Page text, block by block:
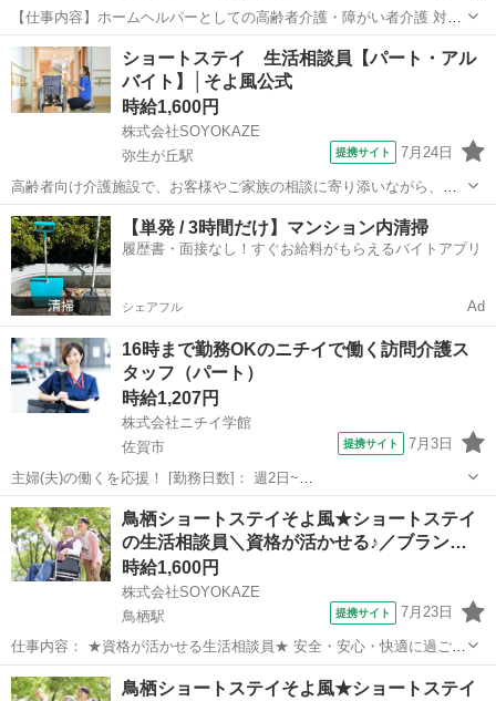
【仕事内容】ホームヘルパーとしての高齢者介護・障がい者介護 対象
者は高齢者メイン 訪問介護エリア:久留米・鳥栖・筑紫野・基山・小郡
訪問先へは自家用車を使用して頂きます(ガソリン代を実費支給) 従事
すべき業務の変更:なし 就業場所...
アルバイト・パート
ショートステイ 生活相談員【パート・アル
バイト】│そよ風公式
時給1,600円
株式会社SOYOKAZE
弥生が丘駅
提携サイト 7月24日
高齢者向け介護施設で、お客様やご家族の相談に寄り添いながら、自
立した生活を支えるお仕事です。 ケアプランの作成・契約対応・利用
調整などの相談業務に加え、地域や医療機関との連携、広報活動も担
当。 介護現場のサポートにも関わりな...
佐賀 鳥栖市 弥生が丘駅 その他
【単発 / 3時間だけ】マンション内清掃
履歴書・面接なし！すぐお給料がもらえるバイトアプリ
シェアフル Ad
16時まで勤務OKのニチイで働く訪問介護ス
タッフ（パート）
時給1,207円
株式会社ニチイ学館
佐賀市
提携サイト 7月3日
主婦(夫)の働くを応援！ [勤務日数]： 週2日~
10:00~16:00/09:00~15:00/08:00~12:00/09:00~17:00/10:00~18:00 月/
火/水/木/金/土/日 などから選べます [...
佐賀 佐賀市 ケアマネージャー
鳥栖ショートステイそよ風★ショートステイ
の生活相談員＼資格が活かせる♪／ブラン…
時給1,600円
株式会社SOYOKAZE
鳥栖駅
提携サイト 7月23日
仕事内容： ★資格が活かせる生活相談員★ 安全・安心・快適に過ごし
ていただくためのお手伝い。 ご利用者さまの日々の生活を支えるお仕
事です。 高齢者向け介護施設で、お客様やご家族の相談に寄り添いな
佐賀 鳥栖市 鳥栖駅 介護
鳥栖ショートステイそよ風★ショートステイ